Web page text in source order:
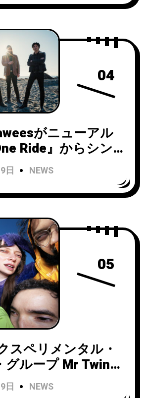
ス！
04
がニューアル
Ride』からシン
Tree」を公
日 NEWS
05
スペリメンタル・
グループ Mr Twin
Mundo Azul』の
日 NEWS